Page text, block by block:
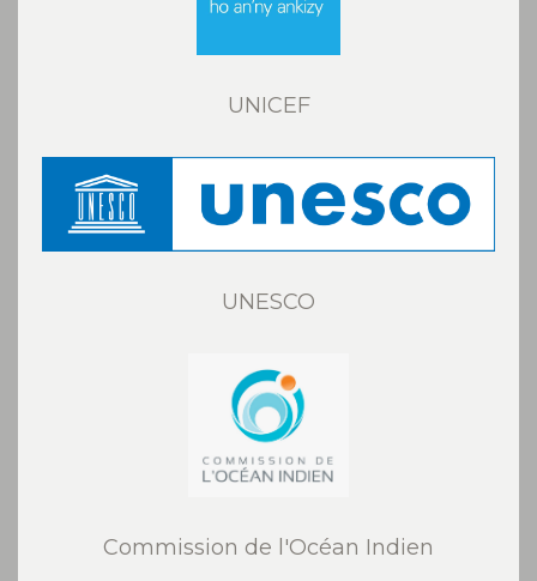
UNICEF
UNESCO
Commission de l'Océan Indien